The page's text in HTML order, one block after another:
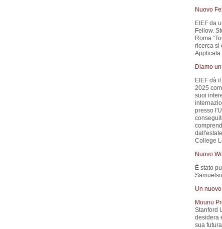
Nuovo
EIEF da
Fellow.
Roma
ricerca si
Applicata.
Diamo
EIEF dà
2025
suoi
presso
College
Nuovo
È stato
Un
Mounu
Stanford
desidera
sua